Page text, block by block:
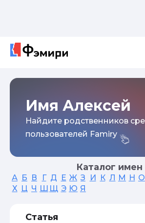
Имя Алексей
Найдите родственников
пользователей Famiry
Каталог имен
А Б В Г Д Е Ж З И К Л М Н О
Х Ц Ч Ш Щ Э Ю Я
Статья